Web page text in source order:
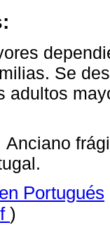
Se
adultos
Anciano
Portugués
)